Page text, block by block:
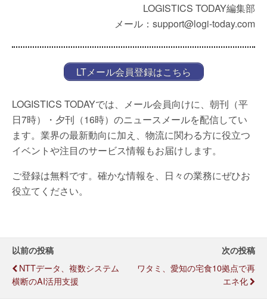
LOGISTICS TODAY編集部
メール：support@logi-today.com
LTメール会員登録はこちら
LOGISTICS TODAYでは、メール会員向けに、朝刊（平
日7時）・夕刊（16時）のニュースメールを配信してい
ます。業界の最新動向に加え、物流に関わる方に役立つ
イベントや注目のサービス情報もお届けします。
ご登録は無料です。確かな情報を、日々の業務にぜひお
役立てください。
以前の投稿
NTTデータ、複数システム
横断のAI活用支援
次の投稿
ワタミ、愛知の宅食10拠点で再
エネ化